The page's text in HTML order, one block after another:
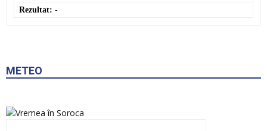
Rezultat: -
METEO